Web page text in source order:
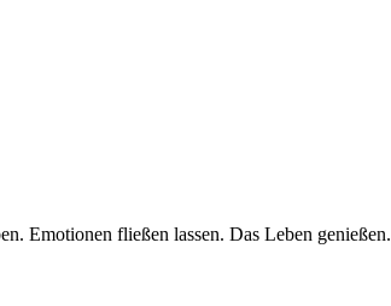
Emotionen fließen lassen. Das Leben genießen.